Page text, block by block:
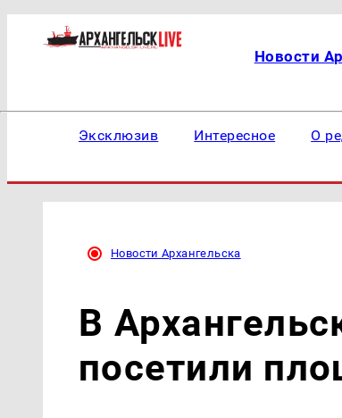
Новости
Эксклюзив Интересное О
Новости Архангельска
В
посетили